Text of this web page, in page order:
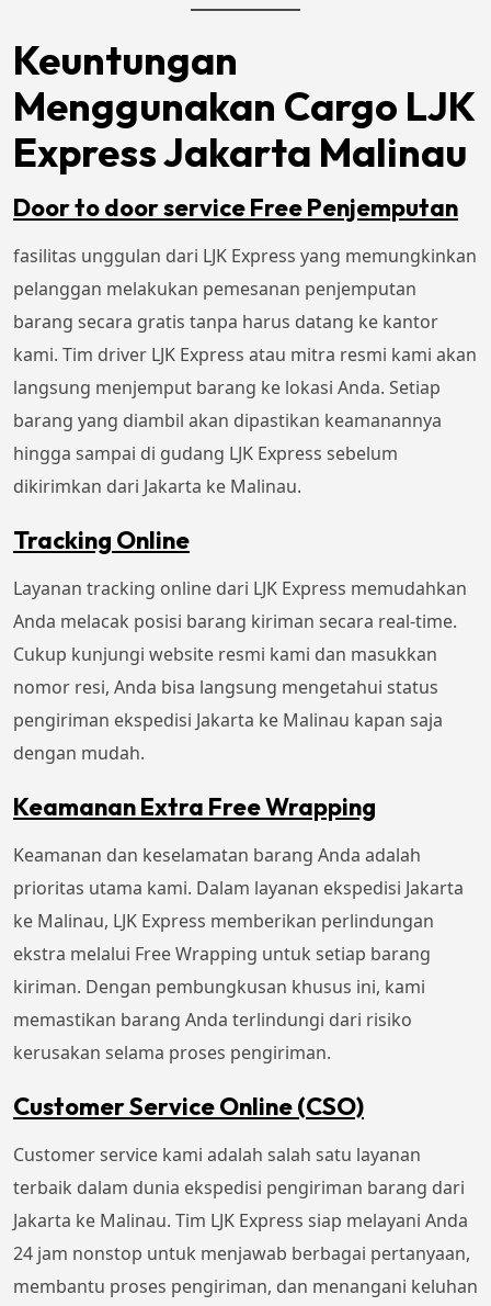
Keuntungan
Menggunakan Cargo LJK
Express Jakarta Malinau
Door to door service Free Penjemputan
fasilitas unggulan dari LJK Express yang memungkinkan
pelanggan melakukan pemesanan penjemputan
barang secara gratis tanpa harus datang ke kantor
kami. Tim driver LJK Express atau mitra resmi kami akan
langsung menjemput barang ke lokasi Anda. Setiap
barang yang diambil akan dipastikan keamanannya
hingga sampai di gudang LJK Express sebelum
dikirimkan dari Jakarta ke Malinau.
Tracking Online
Layanan tracking online dari LJK Express memudahkan
Anda melacak posisi barang kiriman secara real-time.
Cukup kunjungi website resmi kami dan masukkan
nomor resi, Anda bisa langsung mengetahui status
pengiriman ekspedisi Jakarta ke Malinau kapan saja
dengan mudah.
Keamanan Extra Free Wrapping
Keamanan dan keselamatan barang Anda adalah
prioritas utama kami. Dalam layanan ekspedisi Jakarta
ke Malinau, LJK Express memberikan perlindungan
ekstra melalui Free Wrapping untuk setiap barang
kiriman. Dengan pembungkusan khusus ini, kami
memastikan barang Anda terlindungi dari risiko
kerusakan selama proses pengiriman.
Customer Service Online (CSO)
Customer service kami adalah salah satu layanan
terbaik dalam dunia ekspedisi pengiriman barang dari
Jakarta ke Malinau. Tim LJK Express siap melayani Anda
24 jam nonstop untuk menjawab berbagai pertanyaan,
membantu proses pengiriman, dan menangani keluhan